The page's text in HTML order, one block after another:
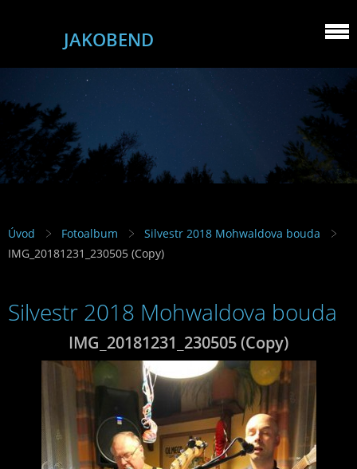
JAKOBEND
Úvod Fotoalbum
Silvestr 2018 Mohwaldova bouda
IMG_20181231_230505 (Copy)
Silvestr 2018 Mohwaldova bouda
IMG_20181231_230505 (Copy)